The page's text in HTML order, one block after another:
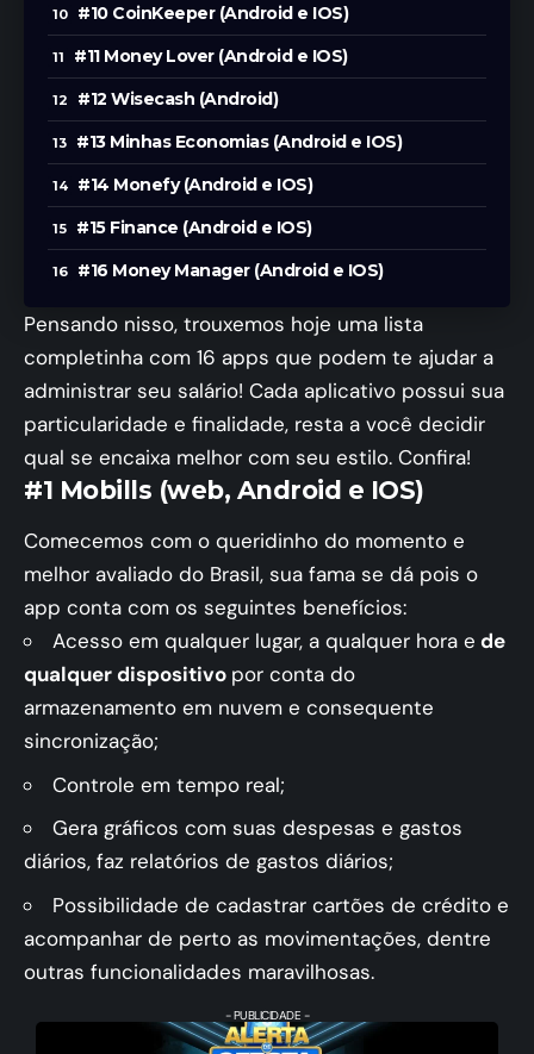
#10 CoinKeeper (Android e IOS)
#11 Money Lover (Android e IOS)
#12 Wisecash (Android)
#13 Minhas Economias (Android e IOS)
#14 Monefy (Android e IOS)
#15 Finance (Android e IOS)
#16 Money Manager (Android e IOS)
Pensando nisso, trouxemos hoje uma lista
completinha com 16 apps que podem te ajudar a
administrar seu salário! Cada aplicativo possui sua
particularidade e finalidade, resta a você decidir
qual se encaixa melhor com seu estilo. Confira!
#1 Mobills (web, Android e IOS)
Comecemos com o queridinho do momento e
melhor avaliado do Brasil, sua fama se dá pois o
app conta com os seguintes benefícios:
Acesso em qualquer lugar, a qualquer hora e de
qualquer dispositivo por conta do
armazenamento em nuvem e consequente
sincronização;
Controle em tempo real;
Gera gráficos com suas despesas e gastos
diários, faz relatórios de gastos diários;
Possibilidade de cadastrar cartões de crédito e
acompanhar de perto as movimentações, dentre
outras funcionalidades maravilhosas.
- PUBLICIDADE -